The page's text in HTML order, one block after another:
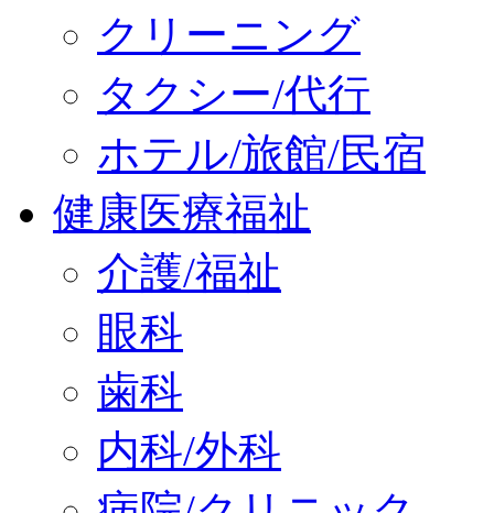
クリーニング
タクシー/代行
ホテル/旅館/民宿
健康医療福祉
介護/福祉
眼科
歯科
内科/外科